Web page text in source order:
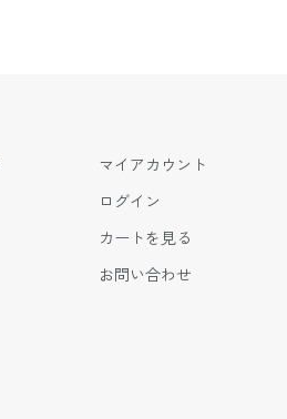
マイアカウント
ログイン
カートを見る
お問い合わせ